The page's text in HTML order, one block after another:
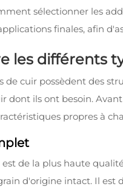
sélectionner les
finales, afin
les différents
de cuir possèdent des
dont ils ont besoin.
propres à
de la plus haute
d'origine intact. Il est